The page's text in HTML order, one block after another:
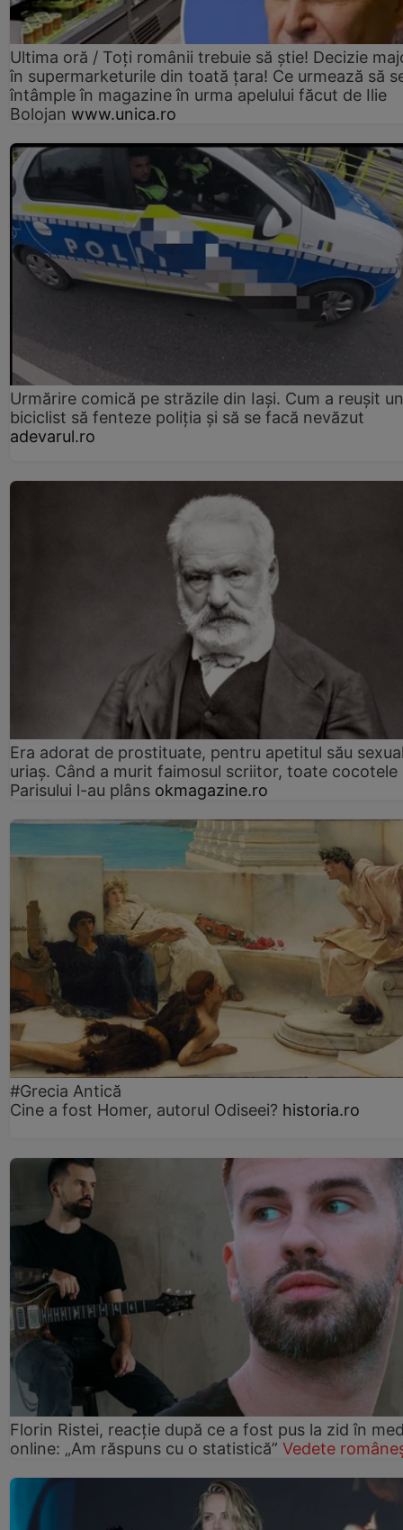
Ultima oră / Toți românii trebuie să știe! Decizie
în supermarketurile din toată țara! Ce urmează să
întâmple în magazine în urma apelului făcut de Ilie
Bolojan www.unica.ro
Urmărire comică pe străzile din Iași. Cum a reușit un
biciclist să fenteze poliția și să se facă nevăzut
adevarul.ro
Era adorat de prostituate, pentru apetitul său
uriaș. Când a murit faimosul scriitor, toate cocotele
Parisului l-au plâns okmagazine.ro
#Grecia Antică
Cine a fost Homer, autorul Odiseei? historia.ro
Florin Ristei, reacție după ce a fost pus la zid în
online: „Am răspuns cu o statistică” Vedete